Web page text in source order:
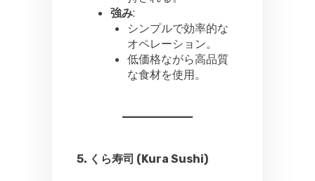
強み:
シンプルで効率的な
オペレーション。
低価格ながら高品質
な食材を使用。
5. くら寿司 (Kura Sushi)